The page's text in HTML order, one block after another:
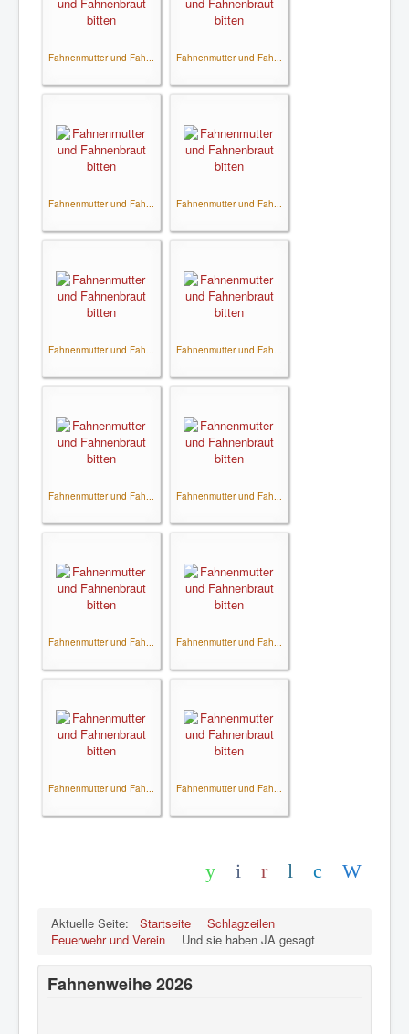
Fahnenmutter und Fah... Fahnenmutter und Fah...
Fahnenmutter und Fah... Fahnenmutter und Fah...
Fahnenmutter und Fah... Fahnenmutter und Fah...
Fahnenmutter und Fah... Fahnenmutter und Fah...
Fahnenmutter und Fah... Fahnenmutter und Fah...
Fahnenmutter und Fah... Fahnenmutter und Fah...
Aktuelle Seite: Startseite
Schlagzeilen
Feuerwehr und Verein
Und sie haben JA gesagt
Fahnenweihe 2026